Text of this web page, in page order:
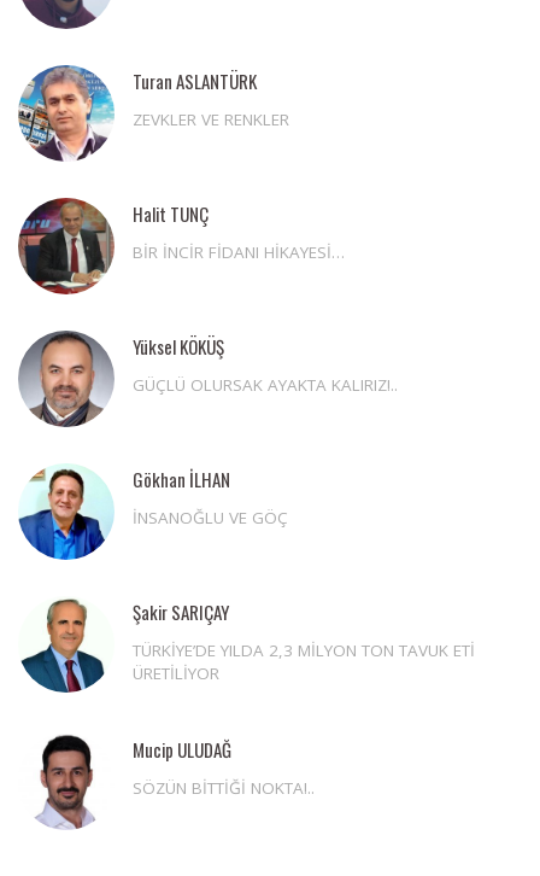
Turan ASLANTÜRK
ZEVKLER VE RENKLER
Halit TUNÇ
BİR İNCİR FİDANI HİKAYESİ…
Yüksel KÖKÜŞ
GÜÇLÜ OLURSAK AYAKTA KALIRIZ!..
Gökhan İLHAN
İNSANOĞLU VE GÖÇ
Şakir SARIÇAY
TÜRKİYE’DE YILDA 2,3 MİLYON TON TAVUK ETİ
ÜRETİLİYOR
Mucip ULUDAĞ
SÖZÜN BİTTİĞİ NOKTA!..